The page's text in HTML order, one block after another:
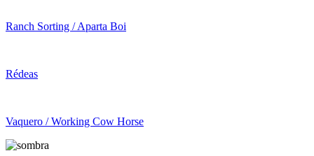
Ranch Sorting / Aparta Boi
Rédeas
Vaquero / Working Cow Horse